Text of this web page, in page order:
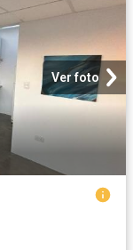
Ver foto